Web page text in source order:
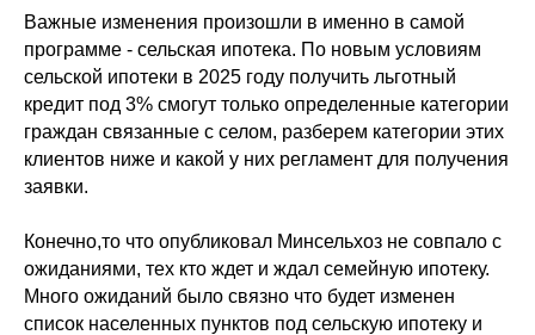
Важные изменения произошли в именно в самой
программе - сельская ипотека. По новым условиям
сельской ипотеки в 2025 году получить льготный
кредит под 3% смогут только определенные категории
граждан связанные с селом, разберем категории этих
клиентов ниже и какой у них регламент для получения
заявки.
Конечно,то что опубликовал Минсельхоз не совпало с
ожиданиями, тех кто ждет и ждал семейную ипотеку.
Много ожиданий было связно что будет изменен
список населенных пунктов под сельскую ипотеку и